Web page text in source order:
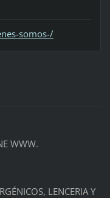
somos-/
WWW.
LENCERIA Y